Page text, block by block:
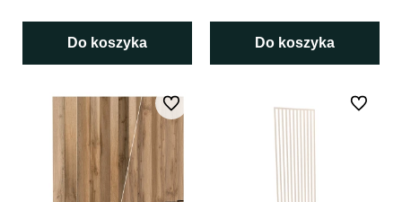
Do koszyka Do koszyka
Do ulubionych Do